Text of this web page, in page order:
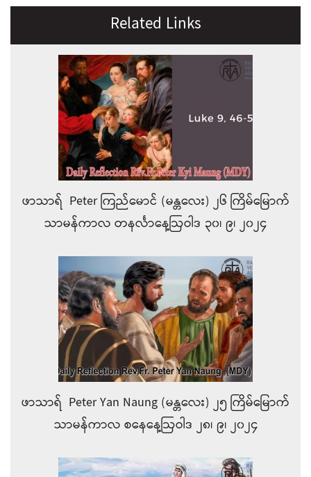
Related Links
ဖာသာရ် Peter ကြည်မောင် (မန္တလေး) ၂၆ ကြိမ်မြောက်
သာမန်ကာလ တနင်္လာနေ့ဩဝါဒ ၃၀၊ ၉၊ ၂၀၂၄
ဖာသာရ် Peter Yan Naung (မန္တလေး) ၂၅ ကြိမ်မြောက်
သာမန်ကာလ စနေနေ့ဩဝါဒ ၂၈၊ ၉၊ ၂၀၂၄